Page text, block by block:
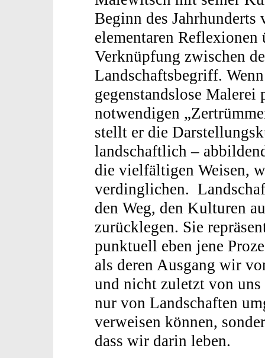
Beginn des Jahrhunderts
elementaren Reflexionen
Verknüpfung zwischen
Landschaftsbegriff.
gegenstandslose
notwendigen
stellt er die
landschaftlich –
die vielfältigen Weisen,
verdinglichen.
den Weg, den Kulturen
zurücklegen. Sie
punktuell eben jene
als deren Ausgang wir
und nicht zuletzt von
nur von Landschaften
verweisen können,
dass wir darin leben.